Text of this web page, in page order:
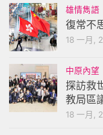
雄情雋語
復常不
18 一月,
中原內望
探訪救
教局區
18 一月,